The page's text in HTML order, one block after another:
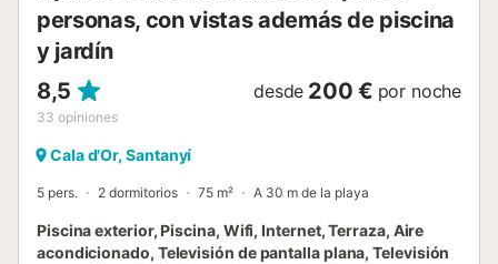
personas, con vistas además de piscina
y jardín
8,5
33 opiniones
desde 200 € por noche
Cala d'Or, Santanyí
5 pers. 2 dormitorios 75 m² A 30 m de la playa
Piscina exterior, Piscina, Wifi, Internet, Terraza, Aire
acondicionado, Televisión de pantalla plana, Televisión